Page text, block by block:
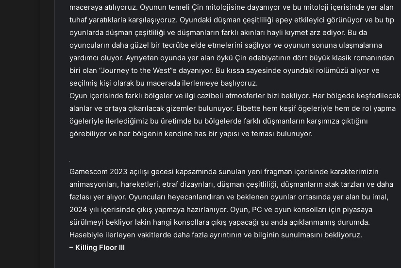
maceraya atılıyoruz. Oyunun temeli Çin mitolojisine dayanıyor ve bu mitoloji içerisinde yer alan
tuhaf yaratıklarla karşılaşıyoruz. Oyundaki düşman çeşitliliği epey etkileyici görünüyor ve bu tıp
oyunlarda düşman çeşitliliği ve düşmanların farklı akınları hayli kıymet arz ediyor. Bu da
oyuncuların daha güzel bir tecrübe elde etmelerini sağlıyor ve oyunun sonuna ulaşmalarına
yardımcı oluyor. Ayrıyeten oyunda yer alan öykü Çin edebiyatının dört büyük klasik romanından
biri olan “Journey to the West”e dayanıyor. Bu kıssa sayesinde oyundaki rolümüzü alıyor ve
seçilmiş kişi olarak bu macerada ilerlemeye başlıyoruz.
Oyun içerisinde farklı bölgeler ve ilgi cazibeli atmosferler bizi bekliyor. Her bölgede keşfedilecek
alanlar ve ortaya çıkarılacak gizemler bulunuyor. Elbette hem keşif ögeleriyle hem de rol yapma
ögeleriyle ilerlediğimiz bu üretimde bu bölgelerde farklı düşmanların karşımıza çıktığını
görebiliyor ve her bölgenin kendine has bir yapısı ve teması bulunuyor.
Gamescom 2023 açılışı gecesi kapsamında sunulan yeni fragman içerisinde karakterimizin
animasyonları, hareketleri, etraf dizaynları, düşman çeşitliliği, düşmanların atak tarzları ve daha
fazlası yer alıyor. Oyuncuları heyecanlandıran ve beklenen oyunlar ortasında yer alan bu imal,
2024 yılı içerisinde çıkış yapmaya hazırlanıyor. Oyun, PC ve oyun konsolları için piyasaya
sürülmeyi bekliyor lakin hangi konsollara çıkış yapacağı şu anda açıklanmamış durumda.
Hasebiyle ilerleyen vakitlerde daha fazla ayrıntının ve bilginin sunulmasını bekliyoruz.
– Killing Floor III